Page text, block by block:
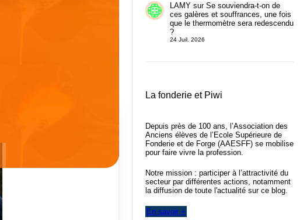
LAMYsur Se souviendra-t-on de
ces galères et souffrances, une fois
que le thermomètre sera redescendu
?
24 Juil. 2026
La fonderie et Piwi
Depuis près de 100 ans, l’Association des
Anciens élèves de l’Ecole Supérieure de
Fonderie et de Forge (AAESFF) se mobilise
pour faire vivre la profession.
Notre mission : participer à l’attractivité du
secteur par différentes actions, notamment
la diffusion de toute l'actualité sur ce blog.
En savoir +